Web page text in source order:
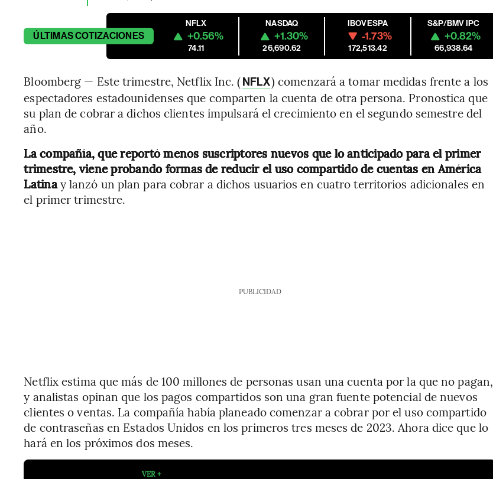
ÚLTIMASCOTIZACIONES
NFLX
+0.56%
74.11
NASDAQ
+1.30%
26,690.62
IBOVESPA
-1.73%
172,513.42
S&P/BMV IPC
+0.82%
66,938.64
Bloomberg — Este trimestre, Netflix Inc. (NFLX) comenzará a tomar medidas frente a los
espectadores estadounidenses que comparten la cuenta de otra persona. Pronostica que
su plan de cobrar a dichos clientes impulsará el crecimiento en el segundo semestre del
año.
La compañía, que reportó menos suscriptores nuevos que lo anticipado para el primer
trimestre, viene probando formas de reducir el uso compartido de cuentas en América
Latinay lanzó un plan para cobrar a dichos usuarios en cuatro territorios adicionales en
el primer trimestre.
PUBLICIDAD
Netflix estima que más de 100 millones de personas usan una cuenta por la que no pagan,
y analistas opinan que los pagos compartidos son una gran fuente potencial de nuevos
clientes o ventas. La compañía había planeado comenzar a cobrar por el uso compartido
de contraseñas en Estados Unidos en los primeros tres meses de 2023. Ahora dice que lo
hará en los próximos dos meses.
VER +